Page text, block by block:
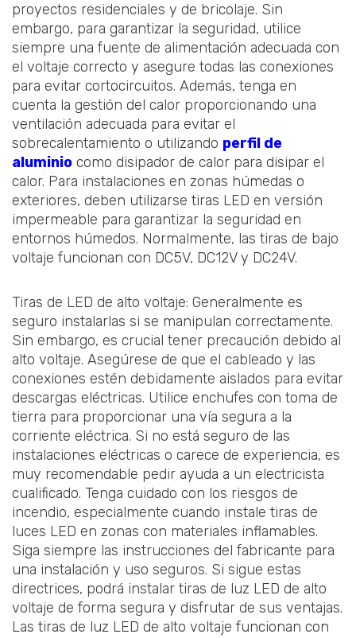
proyectos residenciales y de bricolaje. Sin
embargo, para garantizar la seguridad, utilice
siempre una fuente de alimentación adecuada con
el voltaje correcto y asegure todas las conexiones
para evitar cortocircuitos. Además, tenga en
cuenta la gestión del calor proporcionando una
ventilación adecuada para evitar el
sobrecalentamiento o utilizando perfil de
aluminio como disipador de calor para disipar el
calor. Para instalaciones en zonas húmedas o
exteriores, deben utilizarse tiras LED en versión
impermeable para garantizar la seguridad en
entornos húmedos. Normalmente, las tiras de bajo
voltaje funcionan con DC5V, DC12V y DC24V.
Tiras de LED de alto voltaje: Generalmente es
seguro instalarlas si se manipulan correctamente.
Sin embargo, es crucial tener precaución debido al
alto voltaje. Asegúrese de que el cableado y las
conexiones estén debidamente aislados para evitar
descargas eléctricas. Utilice enchufes con toma de
tierra para proporcionar una vía segura a la
corriente eléctrica. Si no está seguro de las
instalaciones eléctricas o carece de experiencia, es
muy recomendable pedir ayuda a un electricista
cualificado. Tenga cuidado con los riesgos de
incendio, especialmente cuando instale tiras de
luces LED en zonas con materiales inflamables.
Siga siempre las instrucciones del fabricante para
una instalación y uso seguros. Si sigue estas
directrices, podrá instalar tiras de luz LED de alto
voltaje de forma segura y disfrutar de sus ventajas.
Las tiras de luz LED de alto voltaje funcionan con